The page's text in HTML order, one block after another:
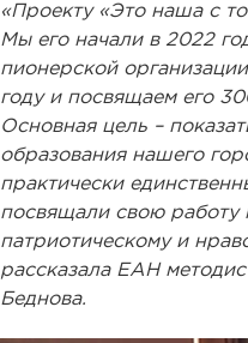
«Проекту «Это наша с
Мы его начали в 2022
пионерской
году и посвящаем его
Основная цель –
образования нашего
практически
посвящали свою работу
патриотическому и
рассказала ЕАН
Беднова.